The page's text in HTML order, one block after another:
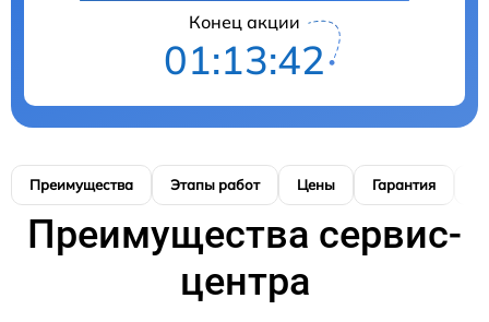
Конец акции
01:13:41
Преимущества Этапы работ Цены Гарантия
Преимущества сервис-
центра